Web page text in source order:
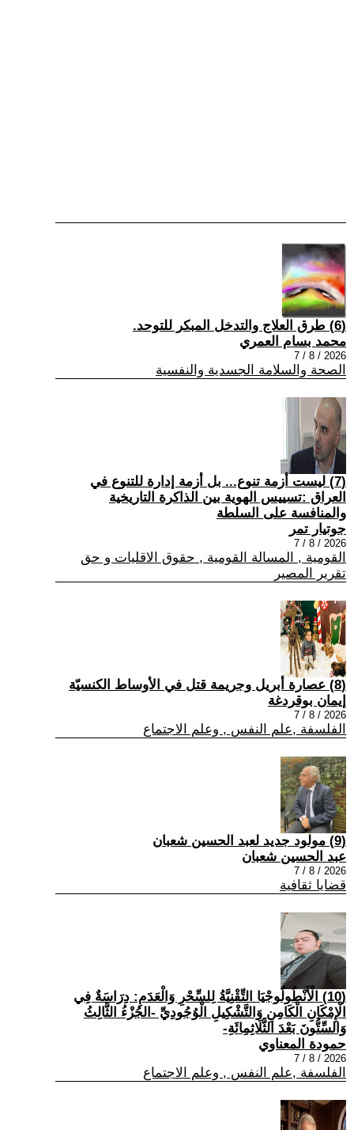
(6) طرق العلاج والتدخل المبكر للتوحد.
محمد بسام العمري
2026 / 8 / 7
الصحة والسلامة الجسدية والنفسية
(7) ليست أزمة تنوع... بل أزمة إدارة للتنوع في
العراق :تسييس الهوية بين الذاكرة التاريخية
والمنافسة على السلطة
جوتيار تمر
2026 / 8 / 7
القومية , المسالة القومية , حقوق الاقليات و حق
تقرير المصير
(8) عصارة أبريل وجريمة قتل في الأوساط الكنسيّة
إيمان بوقردغة
2026 / 8 / 7
الفلسفة ,علم النفس , وعلم الاجتماع
(9) مولود جديد لعبد الحسين شعبان
عبد الحسين شعبان
2026 / 8 / 7
قضايا ثقافية
(10) الْأَنْطُولُوجْيَا التِّقْنِيَّةُ لِلسِّحْرِ وَالْعَدَمِ: دِرَاسَةٌ فِي
الْإِمْكَانِ الْكَامِنِ وَالتَّشْكِيلِ الْوُجُودِيِّ -الجُزْءُ الثَّالِثُ
وَالسِّتُّونَ بَعْدَ الثَّلَاثِمِائَةِ-
حمودة المعناوي
2026 / 8 / 7
الفلسفة ,علم النفس , وعلم الاجتماع